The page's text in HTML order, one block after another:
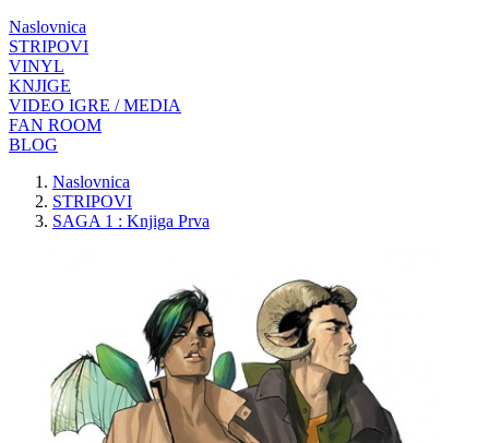
Naslovnica
STRIPOVI
VINYL
KNJIGE
VIDEO IGRE / MEDIA
FAN ROOM
BLOG
Naslovnica
STRIPOVI
SAGA 1 : Knjiga Prva